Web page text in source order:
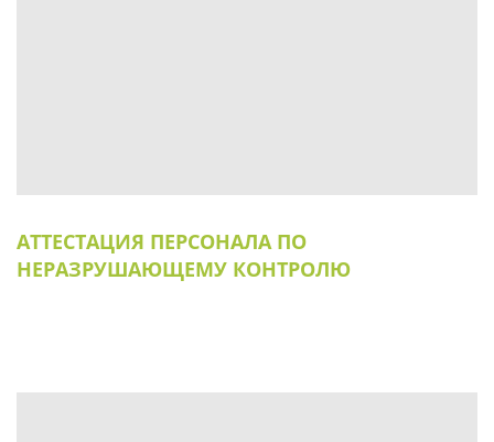
АТТЕСТАЦИЯ ПЕРСОНАЛА ПО
НЕРАЗРУШАЮЩЕМУ КОНТРОЛЮ